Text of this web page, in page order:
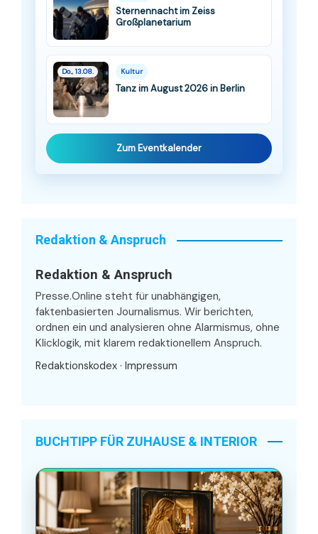
Sternennacht im Zeiss
Großplanetarium
Do., 13.08. Kultur
Tanz im August 2026 in Berlin
Zum Eventkalender
Redaktion & Anspruch
Redaktion & Anspruch
Presse.Online steht für unabhängigen,
faktenbasierten Journalismus. Wir berichten,
ordnen ein und analysieren ohne Alarmismus, ohne
Klicklogik, mit klarem redaktionellem Anspruch.
Redaktionskodex · Impressum
BUCHTIPP FÜR ZUHAUSE & INTERIOR